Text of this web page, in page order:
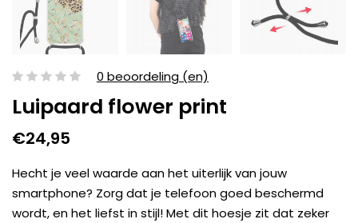
0 beoordeling (en)
Luipaard flower print
€24,95
Hecht je veel waarde aan het uiterlijk van jouw
smartphone? Zorg dat je telefoon goed beschermd
wordt, en het liefst in stijl! Met dit hoesje zit dat zeker